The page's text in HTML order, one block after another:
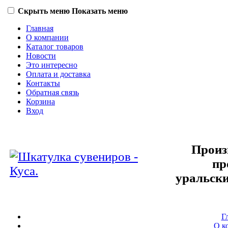
Скрыть меню Показать меню
Главная
О компании
Каталог товаров
Новости
Это интересно
Оплата и доставка
Контакты
Обратная связь
Корзина
Вход
О